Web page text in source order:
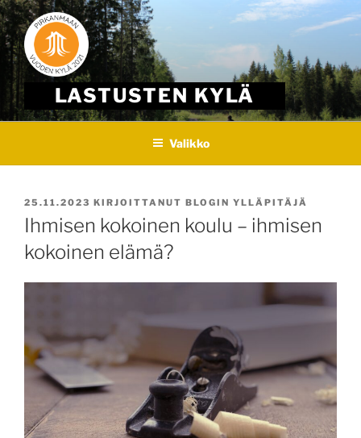
Skip
to
content
LASTUSTEN KYLÄ
Valikko
JULKAISTU
25.11.2023 KIRJOITTANUT BLOGIN YLLÄPITÄJÄ
Ihmisen kokoinen koulu – ihmisen
kokoinen elämä?